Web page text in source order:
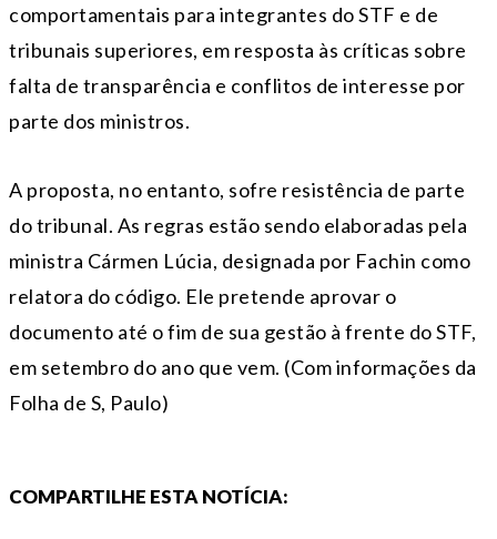
comportamentais para integrantes do STF e de
tribunais superiores, em resposta às críticas sobre
falta de transparência e conflitos de interesse por
parte dos ministros.
A proposta, no entanto, sofre resistência de parte
do tribunal. As regras estão sendo elaboradas pela
ministra Cármen Lúcia, designada por Fachin como
relatora do código. Ele pretende aprovar o
documento até o fim de sua gestão à frente do STF,
em setembro do ano que vem. (Com informações da
Folha de S, Paulo)
COMPARTILHE ESTA NOTÍCIA: